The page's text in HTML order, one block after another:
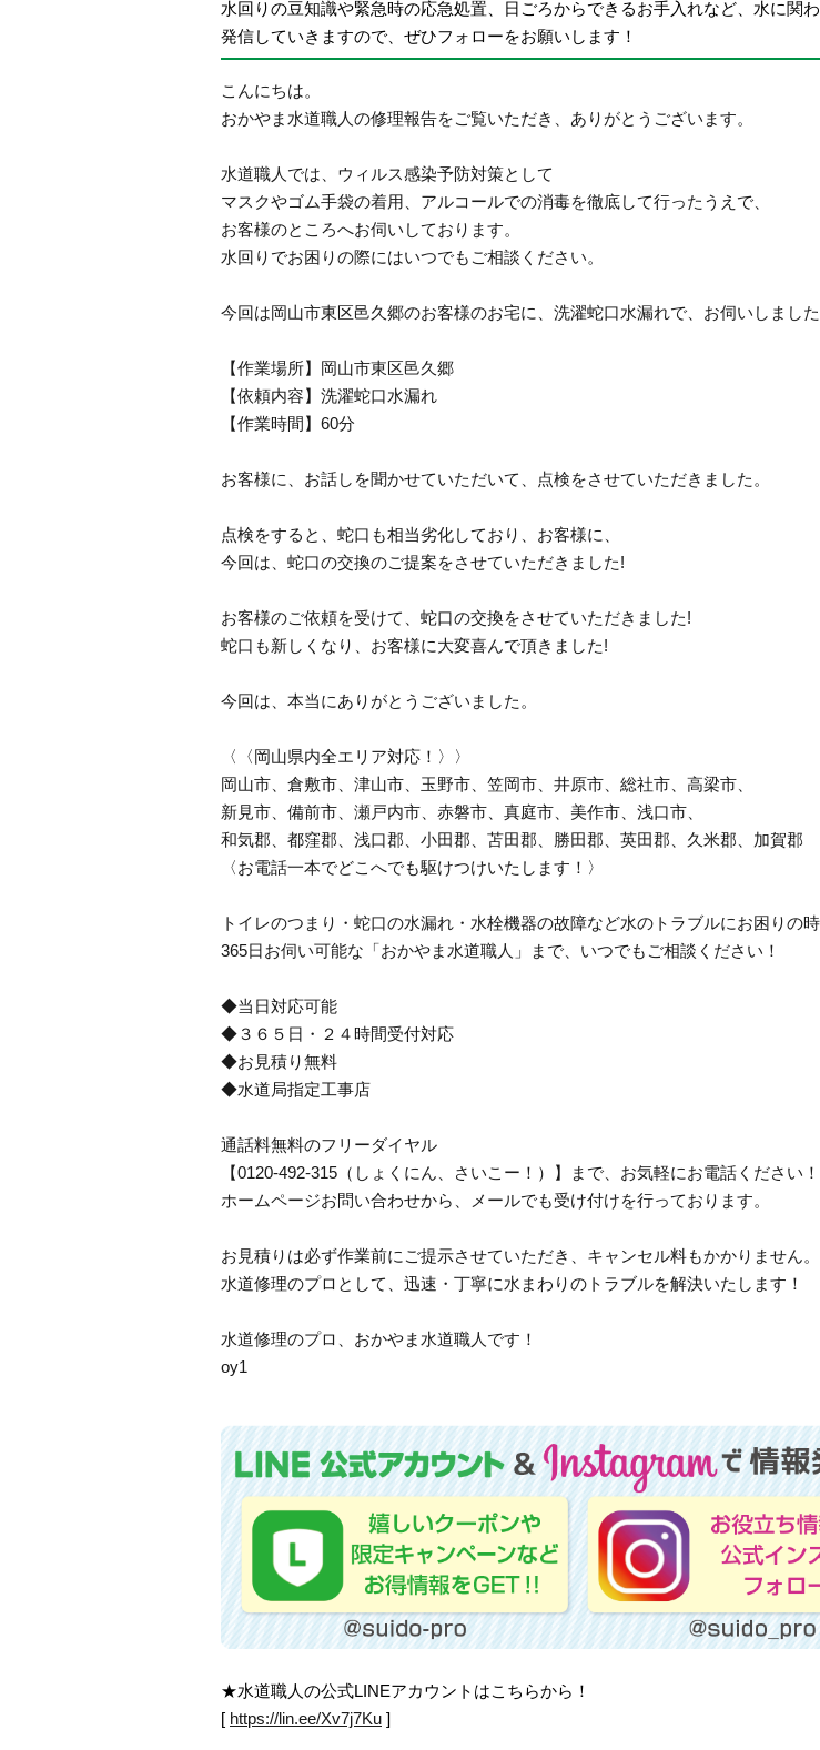
水回りの豆知識や緊急時の応急処置、日ごろからできるお手入れなど、水に関
発信していきますので、ぜひフォローをお願いします！
こんにちは。
おかやま水道職人の修理報告をご覧いただき、ありがとうございます。
水道職人では、ウィルス感染予防対策として
マスクやゴム手袋の着用、アルコールでの消毒を徹底して行ったうえで、
お客様のところへお伺いしております。
水回りでお困りの際にはいつでもご相談ください。
今回は岡山市東区邑久郷のお客様のお宅に、洗濯蛇口水漏れで、お伺いしました
【作業場所】岡山市東区邑久郷
【依頼内容】洗濯蛇口水漏れ
【作業時間】60分
お客様に、お話しを聞かせていただいて、点検をさせていただきました。
点検をすると、蛇口も相当劣化しており、お客様に、
今回は、蛇口の交換のご提案をさせていただきました!
お客様のご依頼を受けて、蛇口の交換をさせていただきました!
蛇口も新しくなり、お客様に大変喜んで頂きました!
今回は、本当にありがとうございました。
〈〈岡山県内全エリア対応！〉〉
岡山市、倉敷市、津山市、玉野市、笠岡市、井原市、総社市、高梁市、
新見市、備前市、瀬戸内市、赤磐市、真庭市、美作市、浅口市、
和気郡、都窪郡、浅口郡、小田郡、苫田郡、勝田郡、英田郡、久米郡、加賀郡
〈お電話一本でどこへでも駆けつけいたします！〉
トイレのつまり・蛇口の水漏れ・水栓機器の故障など水のトラブルにお困りの時
365日お伺い可能な「おかやま水道職人」まで、いつでもご相談ください！
◆当日対応可能
◆３６５日・２４時間受付対応
◆お見積り無料
◆水道局指定工事店
通話料無料のフリーダイヤル
【0120-492-315（しょくにん、さいこー！）】まで、お気軽にお電話ください！
ホームページお問い合わせから、メールでも受け付けを行っております。
お見積りは必ず作業前にご提示させていただき、キャンセル料もかかりません。
水道修理のプロとして、迅速・丁寧に水まわりのトラブルを解決いたします！
水道修理のプロ、おかやま水道職人です！
oy1
★水道職人の公式LINEアカウントはこちらから！
[ https://lin.ee/Xv7j7Ku ]